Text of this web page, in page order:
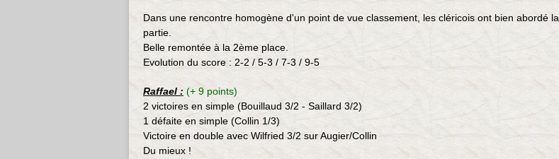
Dans une rencontre homogène d'un point de vue classement, les cléricois ont bien abordé la
partie.
Belle remontée à la 2ème place.
Evolution du score : 2-2 / 5-3 / 7-3 / 9-5
Raffael : (+ 9 points)
2 victoires en simple (Bouillaud 3/2 - Saillard 3/2)
1 défaite en simple (Collin 1/3)
Victoire en double avec Wilfried 3/2 sur Augier/Collin
Du mieux !